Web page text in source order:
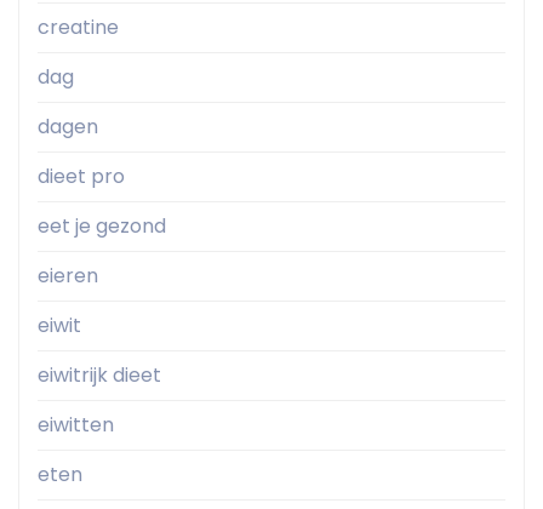
creatine
dag
dagen
dieet pro
eet je gezond
eieren
eiwit
eiwitrijk dieet
eiwitten
eten